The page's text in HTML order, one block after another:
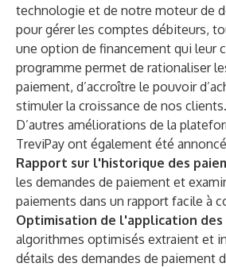
technologie et de notre moteur de
pour gérer les comptes débiteurs,
une option de financement qui leur
programme permet de rationaliser
paiement, d’accroître le pouvoir
stimuler la croissance de nos
D’autres améliorations de la
TreviPay ont également été
Rapport sur l'historique des
les demandes de paiement et
paiements dans un rapport facile à
Optimisation de l'application des
algorithmes optimisés extraient et
détails des demandes de paiement